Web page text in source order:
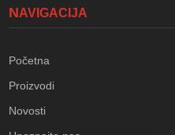
NAVIGACIJA
Početna
Proizvodi
Novosti